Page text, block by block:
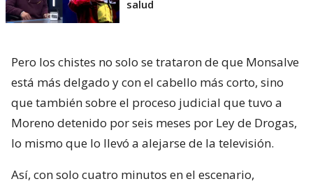
salud
Pero los chistes no solo se trataron de que Monsalve
está más delgado y con el cabello más corto, sino
que también sobre el proceso judicial que tuvo a
Moreno detenido por seis meses por Ley de Drogas,
lo mismo que lo llevó a alejarse de la televisión.
Así, con solo cuatro minutos en el escenario,